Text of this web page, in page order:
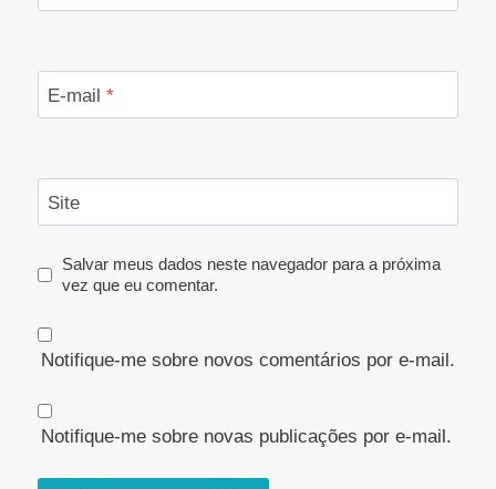
E-mail *
Site
Salvar meus dados neste navegador para a próxima
vez que eu comentar.
Notifique-me sobre novos comentários por e-mail.
Notifique-me sobre novas publicações por e-mail.